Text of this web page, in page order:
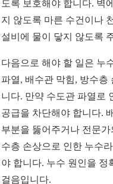
도록 보호해야 합니다. 벽
지 않도록 마른 수건이나
설비에 물이 닿지 않도록
다음으로 해야 할 일은 누
파열, 배수관 막힘, 방수층
니다. 만약 수도관 파열로
공급을 차단해야 합니다.
부분을 뚫어주거나 전문
수층 손상으로 인한 누수
야 합니다. 누수 원인을 정
걸음입니다.